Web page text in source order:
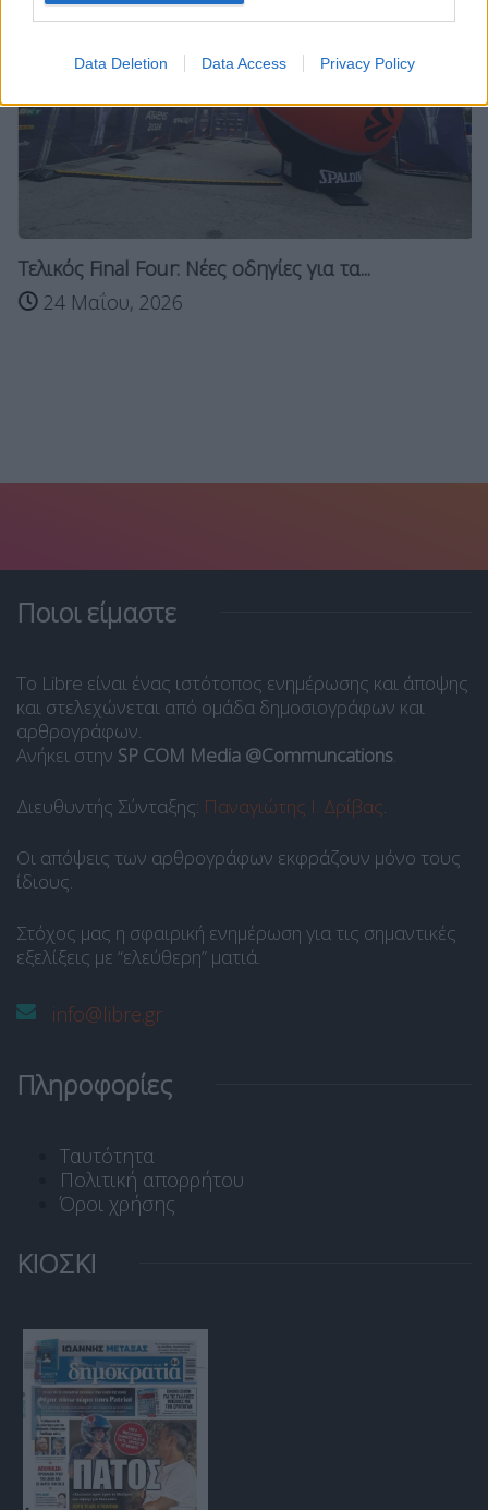
Data Deletion Data Access Privacy Policy
Τελικός Final Four: Νέες οδηγίες για τα...
24 Μαΐου, 2026
Ποιοι είμαστε
Το Libre είναι ένας ιστότοπος ενημέρωσης και άποψης
και στελεχώνεται από ομάδα δημοσιογράφων και
αρθρογράφων.
Ανήκει στην SP COM Media @Communcations.
Διευθυντής Σύνταξης: Παναγιώτης Ι. Δρίβας.
Οι απόψεις των αρθρογράφων εκφράζουν μόνο τους
ίδιους.
Στόχος μας η σφαιρική ενημέρωση για τις σημαντικές
εξελίξεις με “ελεύθερη” ματιά.
info@libre.gr
Πληροφορίες
Ταυτότητα
Πολιτική απορρήτου
Όροι χρήσης
ΚΙΟΣΚΙ